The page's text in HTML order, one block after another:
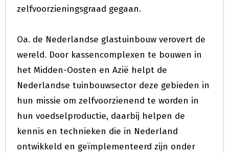
zelfvoorzieningsgraad gegaan.
Oa. de Nederlandse glastuinbouw verovert de
wereld. Door kassencomplexen te bouwen in
het Midden-Oosten en Azië helpt de
Nederlandse tuinbouwsector deze gebieden in
hun missie om zelfvoorzienend te worden in
hun voedselproductie, daarbij helpen de
kennis en technieken die in Nederland
ontwikkeld en geïmplementeerd zijn onder